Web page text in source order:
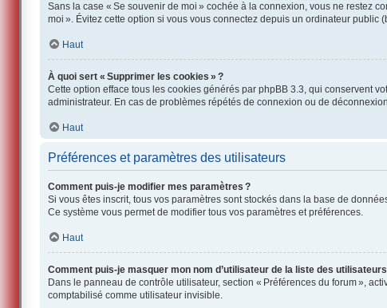
Sans la case « Se souvenir de moi » cochée à la connexion, vous ne restez
moi ». Évitez cette option si vous vous connectez depuis un ordinateur
Haut
À quoi sert « Supprimer les cookies » ?
Cette option efface tous les cookies générés par phpBB 3.3, qui conservent
administrateur. En cas de problèmes répétés de connexion ou de
Haut
Préférences et paramètres des utilisateurs
Comment puis-je modifier mes paramètres ?
Si vous êtes inscrit, tous vos paramètres sont stockés dans la base de
Ce système vous permet de modifier tous vos paramètres et préférences.
Haut
Comment puis-je masquer mon nom d’utilisateur de la liste des
Dans le panneau de contrôle utilisateur, section « Préférences du forum »,
comptabilisé comme utilisateur invisible.